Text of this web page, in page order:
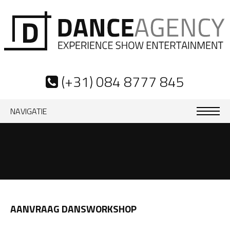
(+31) 084 8777 845
NAVIGATIE
AANVRAAG DANSWORKSHOP